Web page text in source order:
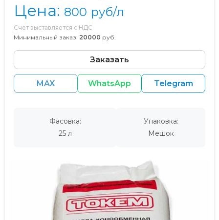
Цена: 800 руб/л
Счет выставляется с НДС
Минимальный заказ: 20000 руб.
Заказать
MAX WhatsApp Telegram
Фасовка:
25 л
Упаковка:
Мешок